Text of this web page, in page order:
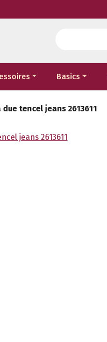
Basics
tencel jeans 2613611